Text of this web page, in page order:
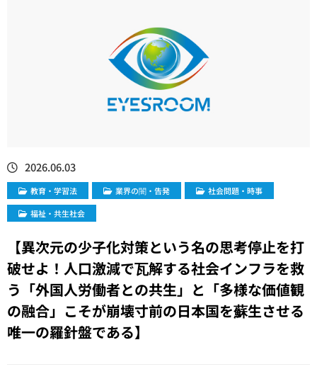
2026.06.03
教育・学習法 業界の闇・告発
社会問題・時事
福祉・共生社会
【異次元の少子化対策という名の思考停止を打
破せよ！人口激減で瓦解する社会インフラを救
う「外国人労働者との共生」と「多様な価値観
の融合」こそが崩壊寸前の日本国を蘇生させる
唯一の羅針盤である】